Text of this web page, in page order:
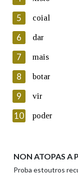
Lin e acepto
Introduce o
Texto de
Enviar
5 coial
6 dar
7 mais
8 botar
9 vir
10 poder
NON ATOPAS A
Proba estoutros